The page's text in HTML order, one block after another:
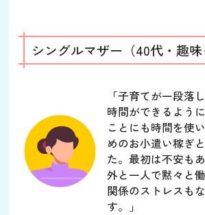
シングルマザー（40代・趣味
「子育てが一段落
時間ができるよう
ことにも時間を使
めのお小遣い稼ぎ
た。最初は不安も
外と一人で黙々と
関係のストレスも
す。」